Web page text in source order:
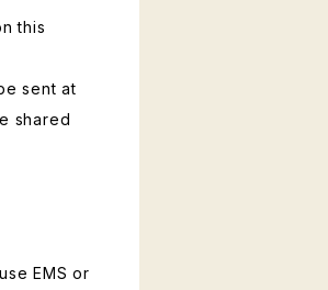
this
sent at
shared
EMS or